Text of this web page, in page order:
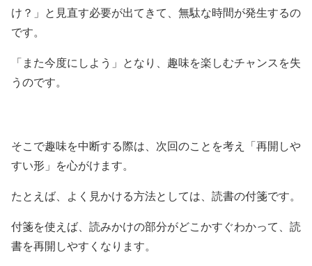
け？」と見直す必要が出てきて、無駄な時間が発生するの
です。
「また今度にしよう」となり、趣味を楽しむチャンスを失
うのです。
そこで趣味を中断する際は、次回のことを考え「再開しや
すい形」を心がけます。
たとえば、よく見かける方法としては、読書の付箋です。
付箋を使えば、読みかけの部分がどこかすぐわかって、読
書を再開しやすくなります。